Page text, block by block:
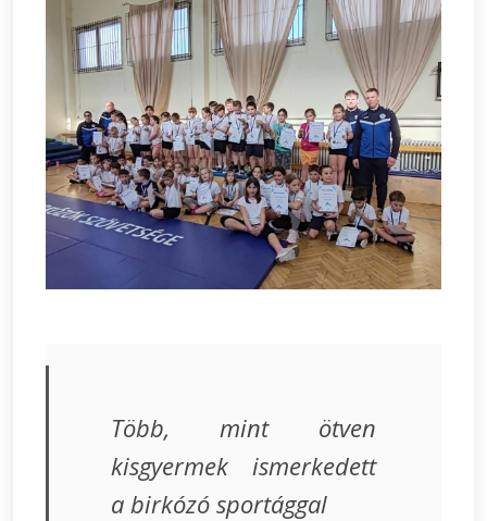
Több, mint ötven
kisgyermek ismerkedett
a birkózó sportággal